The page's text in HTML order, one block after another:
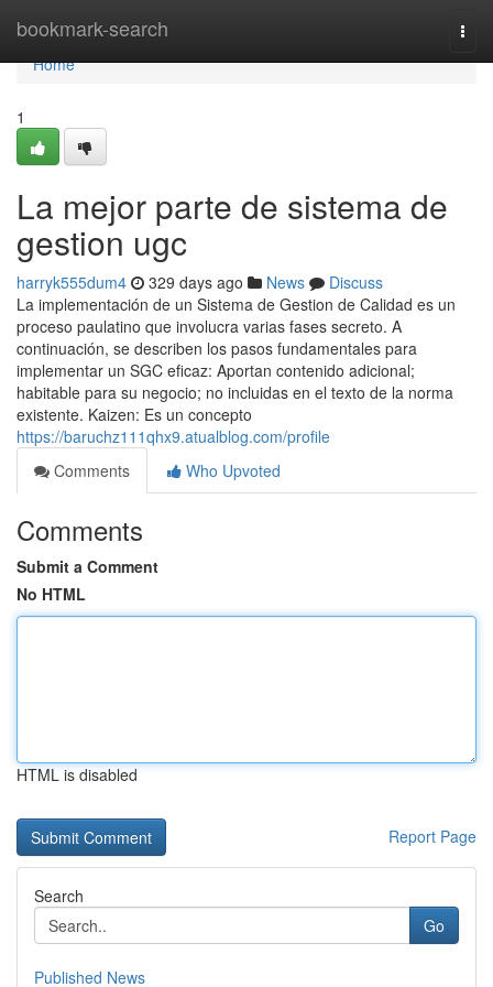
bookmark-search
Home
Home
1
La mejor parte de sistema de
gestion ugc
harryk555dum4 329 days ago News
Discuss
La implementación de un Sistema de Gestion de Calidad es un
proceso paulatino que involucra varias fases secreto. A
continuación, se describen los pasos fundamentales para
implementar un SGC eficaz: Aportan contenido adicional;
habitable para su negocio; no incluidas en el texto de la norma
existente. Kaizen: Es un concepto
https://baruchz111qhx9.atualblog.com/profile
Comments
Who Upvoted
Comments
Submit a Comment
No HTML
HTML is disabled
Report Page
Search
Go
Published News